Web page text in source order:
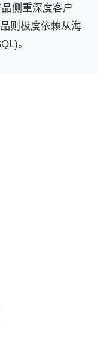
侧重深度客户
则极度依赖从海
。